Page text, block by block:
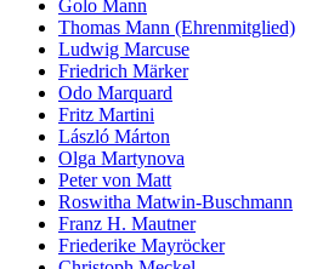
Golo Mann
Thomas Mann (Ehrenmitglied)
Ludwig Marcuse
Friedrich Märker
Odo Marquard
Fritz Martini
László Márton
Olga Martynova
Peter von Matt
Roswitha Matwin-Buschmann
Franz H. Mautner
Friederike Mayröcker